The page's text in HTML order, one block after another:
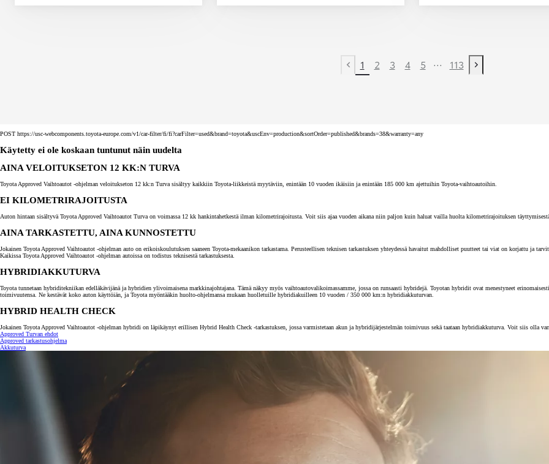
Alkaen
tai kuukausierä
Previous page
1 2 3 4 5 ... 113
Next page
POST https://usc-webcomponents.toyota-europe.com/v1/car-filter/fi/fi?carFilter=used&brand=toyota&uscEnv=production&sortOrder=published&brands=38&warranty=any
Käytetty ei ole koskaan tuntunut näin uudelta
AINA VELOITUKSETON 12 KK:N TURVA
Toyota Approved Vaihtoautot -ohjelman veloitukseton 12 kk:n Turva sisältyy kaikkiin Toyota-liikkeistä myytäviin, enintään 10 vuoden ikäisiin ja enintään 185 000 km ajettuihin Toyota-vaihtoautoihin.
EI KILOMETRIRAJOITUSTA
Auton hintaan sisältyvä Toyota Approved Vaihtoautot Turva on voimassa 12 kk hankintahetkestä ilman kilometrirajoitusta. Voit siis ajaa vuoden aikana niin paljon kuin haluat vailla huolta kilometrirajoituksen
AINA TARKASTETTU, AINA KUNNOSTETTU
Jokainen Toyota Approved Vaihtoautot -ohjelman auto on erikoiskoulutuksen saaneen Toyota-mekaanikon tarkastama. Perusteellisen teknisen tarkastuksen yhteydessä havaitut mahdolliset puutteet tai viat on korjattu ja
Kaikissa Toyota Approved Vaihtoautot -ohjelman autoissa on todistus teknisestä tarkastuksesta.
HYBRIDIAKKUTURVA
Toyota tunnetaan hybriditekniikan edelläkävijänä ja hybridien ylivoimaisena markkinajohtajana. Tämä näkyy myös vaihtoautovalikoimassamme, jossa on runsaasti hybridejä. Toyotan hybridit ovat menestyneet
toimivuutensa. Ne kestävät koko auton käyttöiän, ja Toyota myöntääkin huolto-ohjelmansa mukaan huolletuille hybridiakuilleen 10 vuoden / 350 000 km:n hybridiakkuturvan.
HYBRID HEALTH CHECK
Jokainen Toyota Approved Vaihtoautot -ohjelman hybridi on läpikäynyt erillisen Hybrid Health Check -tarkastuksen, jossa varmistetaan akun ja hybridijärjestelmän toimivuus sekä taataan hybridiakkuturva. Voit siis olla
Approved Turvan ehdot
Approved tarkastusohjelma
Akkuturva